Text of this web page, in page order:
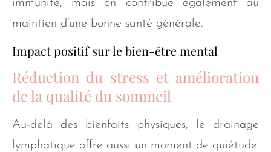
immunité, mais on contribue également au
maintien d’une bonne santé générale.
Impact positif sur le bien-être mental
Réduction du stress et amélioration
de la qualité du sommeil
Au-delà des bienfaits physiques, le drainage
lymphatique offre aussi un moment de quiétude.